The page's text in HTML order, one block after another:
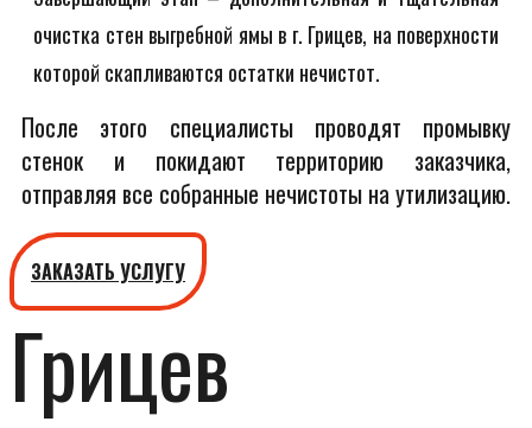
очистка стен выгребной ямы в г. Грицев, на поверхности
которой скапливаются остатки нечистот.
После этого специалисты проводят промывку
стенок и покидают территорию заказчика,
отправляя все собранные нечистоты на утилизацию.
ЗАКАЗАТЬ УСЛУГУ
Грицев